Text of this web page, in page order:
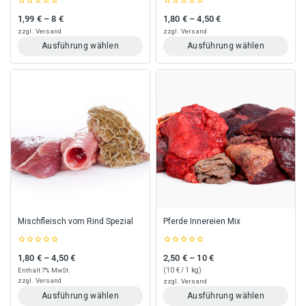
out
of
1,99 € –8 €Preisspanne: 1,99 € bis 8 €
zzgl. Versand
Ausführung wählen
Dieses
Die
Optionen
können
auf
gewählt
out
of
1,80 € –4,50€Preisspanne: 1,80 € bis 4,50 €
zzgl. Versand
Ausführung wählen
Dieses
Varianten
auf.
Die
Optionen
können
auf
gewählt
Mischfleisch vom Rind Spezial
out
of
1,80 € –4,50€Preisspanne: 1,80 € bis 4,50 €
Enthält 7% MwSt.
zzgl. Versand
Ausführung wählen
Pferde Innereien Mix
out
of
5
2,50 € – 10 €Preisspanne: 2,50 € bis 10 €
(10 €/ 1 kg)
zzgl. Versand
Ausführung wählen